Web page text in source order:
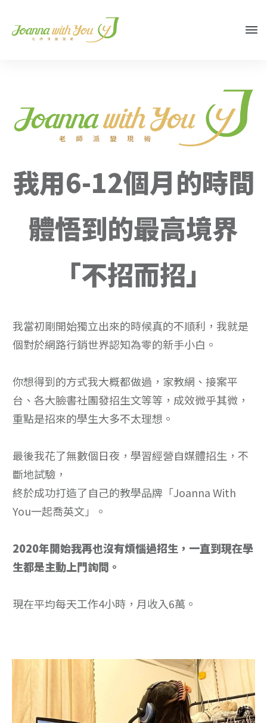
我用6-12個月的時間
體悟到的最高境界
「不招而招」
我當初剛開始獨立出來的時候真的不順利，我就是
個對於網路行銷世界認知為零的新手小白。
你想得到的方式我大概都做過，家教網、接案平
台、各大臉書社團發招生文等等，成效微乎其微，
重點是招來的學生大多不太理想。
最後我花了無數個日夜，學習經營自媒體招生，不
斷地試驗，
終於成功打造了自己的教學品牌「Joanna With
You一起喬英文」。
2020年開始我再也沒有煩惱過招生，一直到現在學
生都是主動上門詢問。
現在平均每天工作4小時，月收入6萬。